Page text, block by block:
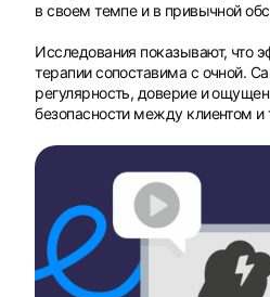
в своем темпе и в привычной
Исследования показывают, что
терапии сопоставима с очной.
регулярность, доверие и
безопасности между клиентом и